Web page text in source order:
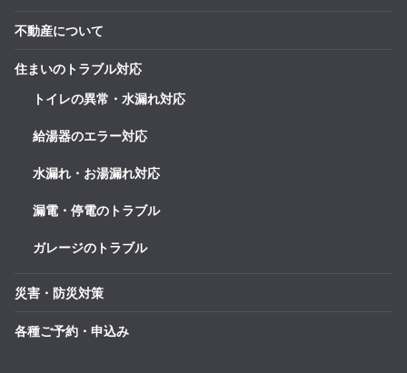
不動産について
住まいのトラブル対応
トイレの異常・水漏れ対応
給湯器のエラー対応
水漏れ・お湯漏れ対応
漏電・停電のトラブル
ガレージのトラブル
災害・防災対策
各種ご予約・申込み